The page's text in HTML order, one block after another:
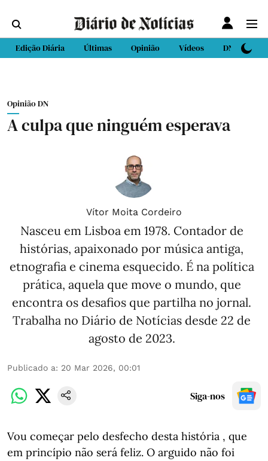
Edição Diária Últimas Opinião Vídeos DN Sport
Opinião DN
A culpa que ninguém esperava
Vítor Moita Cordeiro
Nasceu em Lisboa em 1978. Contador de
histórias, apaixonado por música antiga,
etnografia e cinema esquecido. É na política
prática, aquela que move o mundo, que
encontra os desafios que partilha no jornal.
Trabalha no Diário de Notícias desde 22 de
agosto de 2023.
Publicado a: 20 Mar 2026, 00:01
Siga-nos
Vou começar pelo desfecho desta história , que
em princípio não será feliz. O arguido não foi